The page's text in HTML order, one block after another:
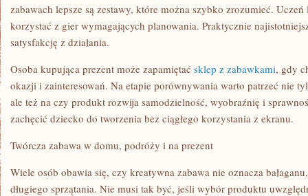
zabawach lepsze są zestawy, które można szybko zrozumieć.
korzystać z gier wymagających planowania. Praktycznie
satysfakcję z działania.
Osoba kupująca prezent może zapamiętać sklep z zabawkami, gdy
okazji i zainteresowań. Na etapie porównywania warto patrzeć nie
ale też na czy produkt rozwija samodzielność, wyobraźnię i
zachęcić dziecko do tworzenia bez ciągłego korzystania z ekranu.
Twórcza zabawa w domu, podróży i na prezent
Wiele osób obawia się, czy kreatywna zabawa nie oznacza
długiego sprzątania. Nie musi tak być, jeśli wybór produktu